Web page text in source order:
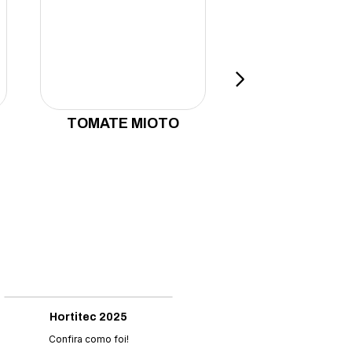
TOMATE MIOTO
Hortitec 2025
Confira como foi!